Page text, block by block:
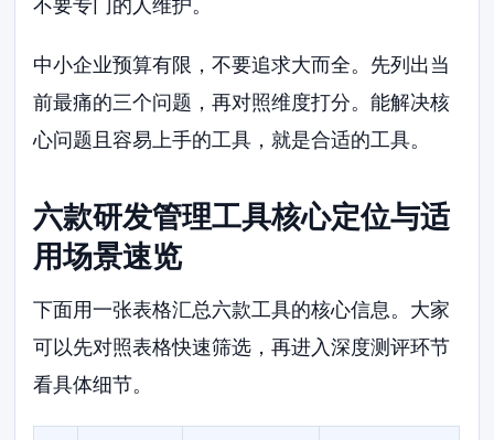
不要专门的人维护。
中小企业预算有限，不要追求大而全。先列出当
前最痛的三个问题，再对照维度打分。能解决核
心问题且容易上手的工具，就是合适的工具。
六款研发管理工具核心定位与适
用场景速览
下面用一张表格汇总六款工具的核心信息。大家
可以先对照表格快速筛选，再进入深度测评环节
看具体细节。